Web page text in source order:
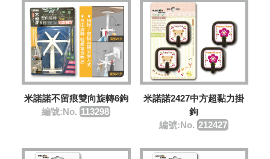
米諾諾不留痕雙向旋轉6鉤
編號:No. 113298
米諾諾2427中方超黏力掛
鉤
編號:No. 212427